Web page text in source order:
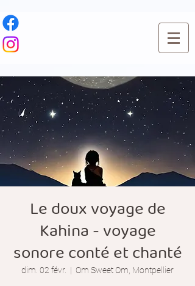
Le doux voyage de
Kahina - voyage
sonore conté et chanté
dim. 02 févr.
  |
Om Sweet Om, Montpellier